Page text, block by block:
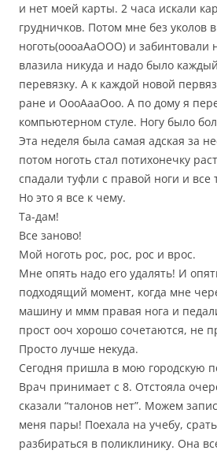
и нет моей карты. 2 часа искали
грудничков. Потом мне без уколов
ноготь(оооаАаООО) и забинтовали
влазила никуда и надо было
перевязку. А к каждой новой
ране и ОооАааОоо. А по дому я
компьютерном стуле. Ногу было
Эта неделя была самая адская за
потом ноготь стал потихонечку
спадали туфли с правой ноги и все
Но это я все к чему.
Та-дам!
Все заново!
Мой ноготь рос, рос, рос и врос.
Мне опять надо его удалять! И
подходящий момент, когда мне
машину и ммм правая нога и
прост ооч хорошо сочетаются, не
Просто лучше некуда.
Сегодня пришла в мою городскую
Врач принимает с 8. Отстояла
сказали “талонов нет”. Можем
меня пары! Поехала на учебу,
разбираться в поликлинику. Она